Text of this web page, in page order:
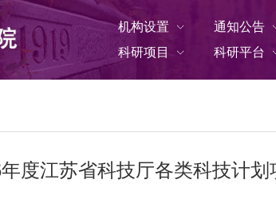
机构设置 通知公告
科研项目
科研平台
年度江苏省科技厅各类科技计